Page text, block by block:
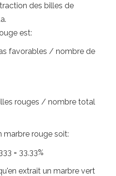
des billes de
est:
favorables / nombre de
rouges / nombre total
marbre rouge soit:
= 33,33%
extrait un marbre vert